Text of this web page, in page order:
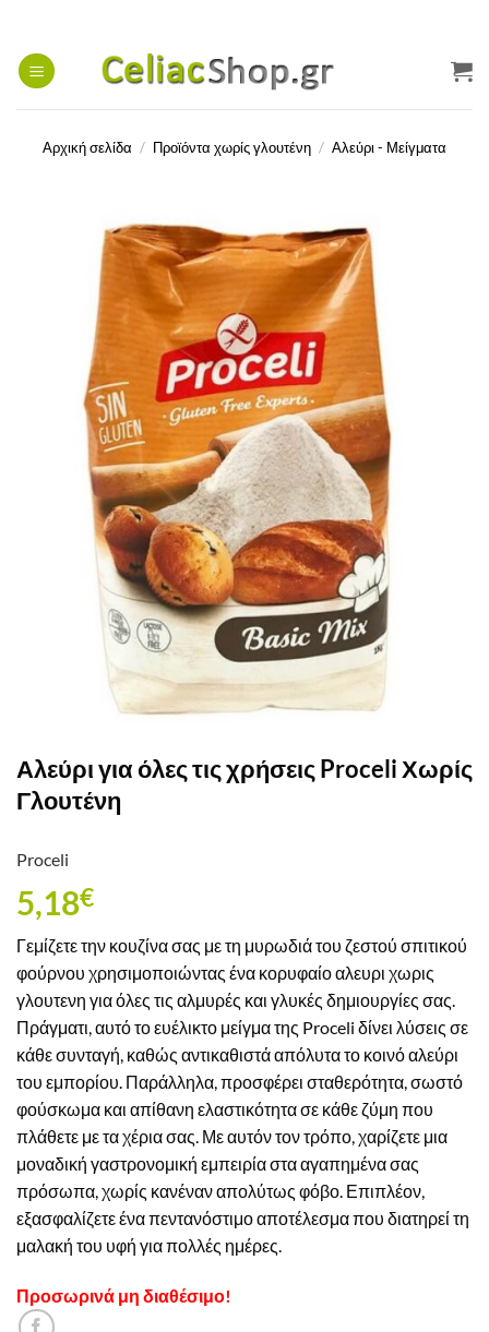
περιεχόμενο
Αρχική σελίδα / Προϊόντα χωρίς γλουτένη / Αλεύρι - Μείγματα
Αλεύρι για όλες τις χρήσεις Proceli Χωρίς
Γλουτένη
Proceli
5,18€
Γεμίζετε την κουζίνα σας με τη μυρωδιά του ζεστού σπιτικού
φούρνου χρησιμοποιώντας ένα κορυφαίο αλευρι χωρις
γλουτενη για όλες τις αλμυρές και γλυκές δημιουργίες σας.
Πράγματι, αυτό το ευέλικτο μείγμα της Proceli δίνει λύσεις σε
κάθε συνταγή, καθώς αντικαθιστά απόλυτα το κοινό αλεύρι
του εμπορίου. Παράλληλα, προσφέρει σταθερότητα, σωστό
φούσκωμα και απίθανη ελαστικότητα σε κάθε ζύμη που
πλάθετε με τα χέρια σας. Με αυτόν τον τρόπο, χαρίζετε μια
μοναδική γαστρονομική εμπειρία στα αγαπημένα σας
πρόσωπα, χωρίς κανέναν απολύτως φόβο. Επιπλέον,
εξασφαλίζετε ένα πεντανόστιμο αποτέλεσμα που διατηρεί τη
μαλακή του υφή για πολλές ημέρες.
Προσωρινά μη διαθέσιμο!